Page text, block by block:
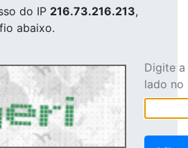
do IP 216.73.216.213,
abaixo.
Digite
lado no